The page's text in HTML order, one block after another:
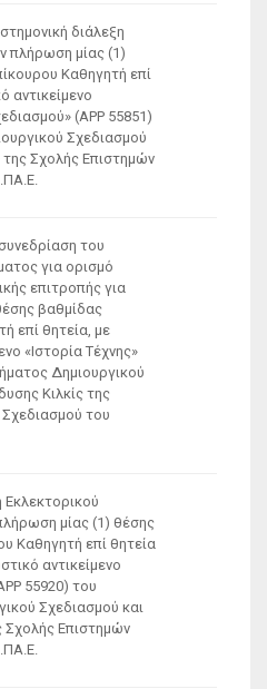
διάλεξη
πλήρωση μίας (1)
Καθηγητή επί
αντικείμενο
(ΑΡΡ 55851)
Σχεδιασμού
της Σχολής Επιστημών
του
για ορισμό
επιτροπής για
βαθμίδας
επί θητεία, με
«Ιστορία Τέχνης»
Δημιουργικού
Κιλκίς της
του
μίας (1) θέσης
Καθηγητή επί θητεία
αντικείμενο
55920) του
Σχεδιασμού και
Σχολής Επιστημών